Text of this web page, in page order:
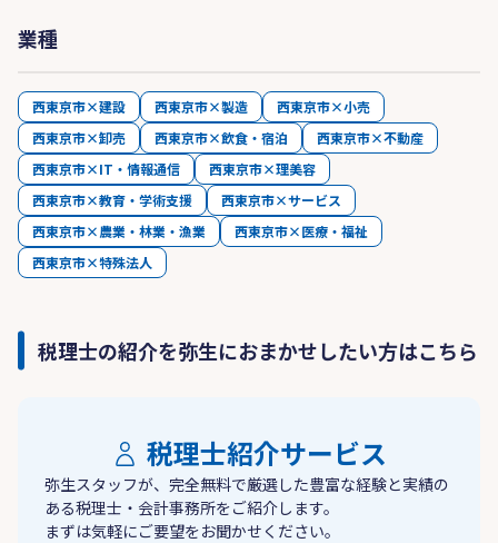
業種
西東京市×建設 西東京市×製造
西東京市×小売
西東京市×卸売
西東京市×飲食・宿泊
西東京市×不動産
西東京市×IT・情報通信
西東京市×理美容
西東京市×教育・学術支援
西東京市×サービス
西東京市×農業・林業・漁業
西東京市×医療・福祉
西東京市×特殊法人
税理士の紹介を弥生におまかせしたい方はこちら
税理士紹介サービス
弥生スタッフが、完全無料で厳選した豊富な経験と実績の
ある税理士・会計事務所をご紹介します。
まずは気軽にご要望をお聞かせください。